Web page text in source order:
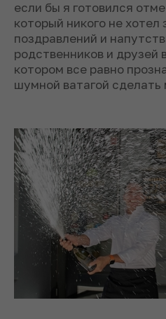
если бы я готовился
который никого не
поздравлений и
родственников и друзей
котором все равно
шумной ватагой сделать